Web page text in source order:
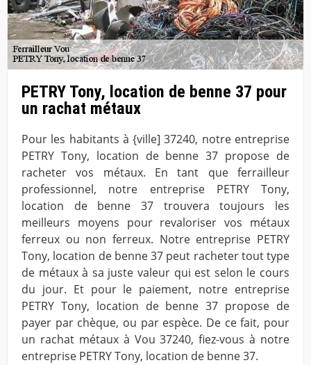
PETRY Tony, location de benne 37 pour
un rachat métaux
Pour les habitants à {ville] 37240, notre entreprise
PETRY Tony, location de benne 37 propose de
racheter vos métaux. En tant que ferrailleur
professionnel, notre entreprise PETRY Tony,
location de benne 37 trouvera toujours les
meilleurs moyens pour revaloriser vos métaux
ferreux ou non ferreux. Notre entreprise PETRY
Tony, location de benne 37 peut racheter tout type
de métaux à sa juste valeur qui est selon le cours
du jour. Et pour le paiement, notre entreprise
PETRY Tony, location de benne 37 propose de
payer par chèque, ou par espèce. De ce fait, pour
un rachat métaux à Vou 37240, fiez-vous à notre
entreprise PETRY Tony, location de benne 37.